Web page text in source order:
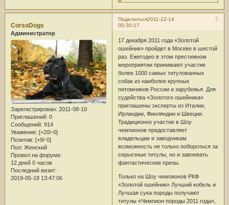
Поделиться 2
2011-12-14
00:30:17
CorsoDogs
Администратор
Зарегистрирован: 2011-08-10
Приглашений: 0
Сообщений: 914
Уважение: [+20/-0]
Позитив: [+9/-0]
Пол: Женский
Провел на форуме:
12 дней 0 часов
Последний визит:
2019-05-18 13:47:06
17 декабря 2011 года «Золотой
ошейник» пройдет в Москве в шестой
раз. Ежегодно в этом престижном
мероприятии принимают участие
более 1000 самых титулованных
собак из наиболее крупных
питомников России и зарубежья. Для
судейства «Золотого ошейника»
приглашены эксперты из Италии,
Ирландии, Финляндии и Швеции.
Традиционно участие в Шоу
чемпионов предоставляет
владельцам и заводчикам
возможность не только побороться за
серьезные титулы, но и завоевать
фантастические призы.
Только на Шоу чемпионов РКФ
«Золотой ошейник» Лучший кобель и
Лучшая сука породы получают
титулы «Чемпион породы 2011 года»,